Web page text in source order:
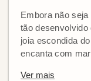
Embora não seja
tão desenvolvido
joia escondida
encanta com
Ver mais